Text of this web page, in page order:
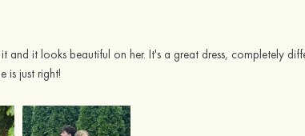
and it looks beautiful on her. It's a great dress, completely
is just right!